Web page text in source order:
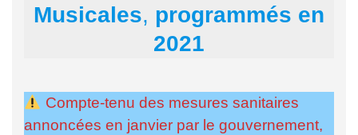
Musicales, programmés en
2021
Compte-tenu des mesures sanitaires
annoncées en janvier par le gouvernement,